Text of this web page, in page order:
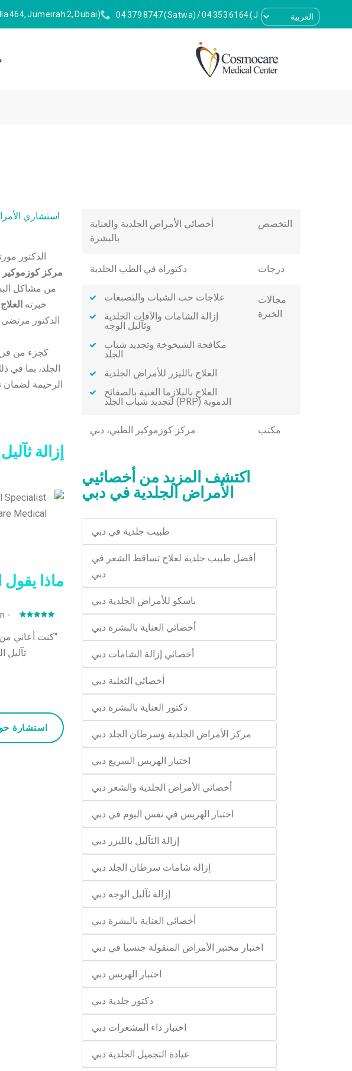
04 379 8747(Satwa)/04 353 6164(Jumeirah 2)
(Villa 464, Jumeirah 2, Dubai)
التخصص
أخصائي الأمراض الجلدية والعناية
بالبشرة
درجات دكتوراه في الطب الجلدية
مجالات
الخبرة
علاجات حب الشباب والتصبغات
إزالة الشامات والآفات الجلدية
وثآليل الوجه
مكافحة الشيخوخة وتجديد شباب
الجلد
العلاج بالليزر للأمراض الجلدية
العلاج بالبلازما الغنية بالصفائح
الدموية (PRP) لتجديد شباب الجلد
مكتب مركز كوزموكير الطبي، دبي
اكتشف المزيد من أخصائيي
الأمراض الجلدية في دبي
طبيب جلدية في دبي
أفضل طبيب جلدية لعلاج تساقط الشعر في
دبي
باسكو للأمراض الجلدية دبي
أخصائي العناية بالبشرة دبي
أخصائي إزالة الشامات دبي
أخصائي الثعلبة دبي
دكتور العناية بالبشرة دبي
مركز الأمراض الجلدية وسرطان الجلد دبي
اختبار الهربس السريع دبي
أخصائي الأمراض الجلدية والشعر دبي
اختبار الهربس في نفس اليوم في دبي
إزالة الثآليل بالليزر دبي
إزالة شامات سرطان الجلد دبي
إزالة ثآليل الوجه دبي
أخصائي العناية بالبشرة دبي
اختبار مختبر الأمراض المنقولة جنسيا في دبي
اختبار الهربس دبي
دكتور جلدية دبي
اختبار داء المشعرات دبي
عيادة التجميل الجلدية دبي
استشاري
الدكتور
مركز كوزموكير
من مشاكل
خبرته
الدكتور
كجزء من
الجلد، بما في
الرحيمة لضمان
إزالة
ماذا
- Wilmer Stevenson,
"كنت أعاني من
ثآليل
استشارة